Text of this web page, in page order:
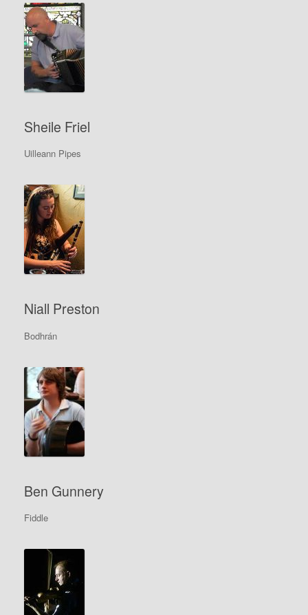
Sheile Friel
Uilleann Pipes
Niall Preston
Bodhrán
Ben Gunnery
Fiddle